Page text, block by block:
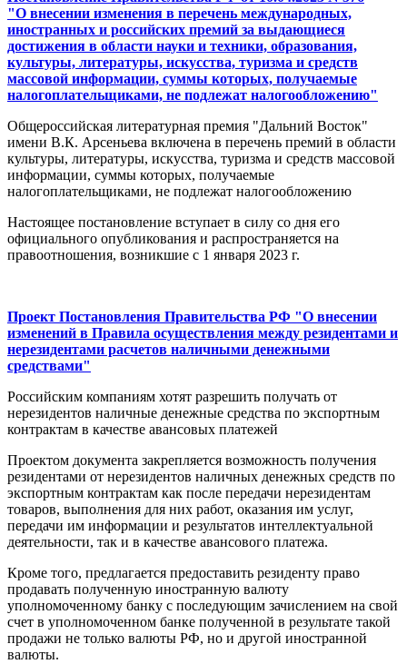
"О внесении изменения в перечень международных,
иностранных и российских премий за выдающиеся
достижения в области науки и техники, образования,
культуры, литературы, искусства, туризма и средств
массовой информации, суммы которых, получаемые
налогоплательщиками, не подлежат налогообложению"
Общероссийская литературная премия "Дальний Восток"
имени В.К. Арсеньева включена в перечень премий в области
культуры, литературы, искусства, туризма и средств массовой
информации, суммы которых, получаемые
налогоплательщиками, не подлежат налогообложению
Настоящее постановление вступает в силу со дня его
официального опубликования и распространяется на
правоотношения, возникшие с 1 января 2023 г.
Проект Постановления Правительства РФ "О внесении
изменений в Правила осуществления между резидентами и
нерезидентами расчетов наличными денежными
средствами"
Российским компаниям хотят разрешить получать от
нерезидентов наличные денежные средства по экспортным
контрактам в качестве авансовых платежей
Проектом документа закрепляется возможность получения
резидентами от нерезидентов наличных денежных средств по
экспортным контрактам как после передачи нерезидентам
товаров, выполнения для них работ, оказания им услуг,
передачи им информации и результатов интеллектуальной
деятельности, так и в качестве авансового платежа.
Кроме того, предлагается предоставить резиденту право
продавать полученную иностранную валюту
уполномоченному банку с последующим зачислением на свой
счет в уполномоченном банке полученной в результате такой
продажи не только валюты РФ, но и другой иностранной
валюты.